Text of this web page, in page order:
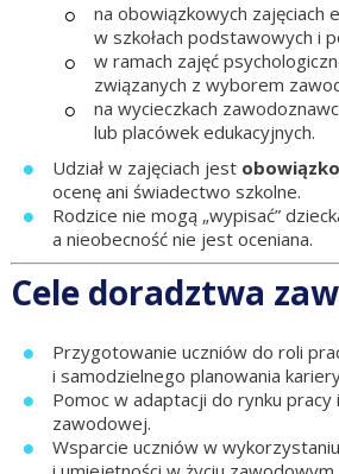
na obowiązkowych zajęciach
w szkołach podstawowych i
w ramach zajęć
związanych z wyborem
na wycieczkach
lub placówek edukacyjnych.
Udział w zajęciach jest
ocenę ani świadectwo szkolne.
Rodzice nie mogą „wypisać”
a nieobecność nie jest oceniana.
Cele doradztwa
Przygotowanie uczniów do roli
i samodzielnego planowania
Pomoc w adaptacji do rynku pracy
zawodowej.
Wsparcie uczniów w